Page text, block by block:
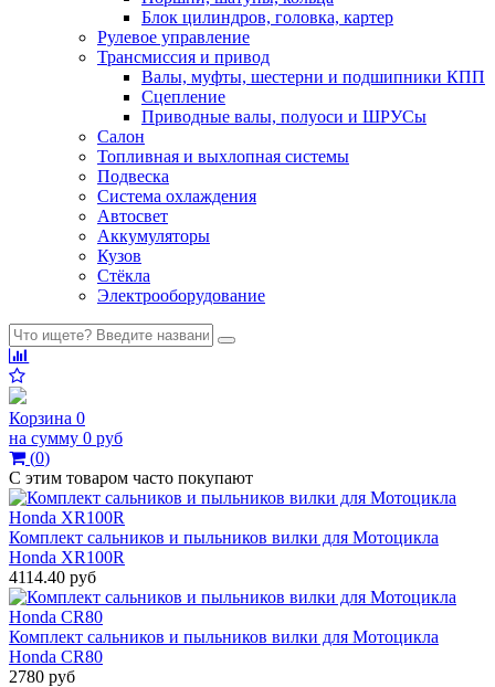
Блок цилиндров, головка, картер
Рулевое управление
Трансмиссия и привод
Валы, муфты, шестерни и подшипники КПП
Сцепление
Приводные валы, полуоси и ШРУСы
Салон
Топливная и выхлопная системы
Подвеска
Система охлаждения
Автосвет
Аккумуляторы
Кузов
Стёкла
Электрооборудование
Корзина 0
на сумму 0 руб
(0)
С этим товаром часто покупают
Комплект сальников и пыльников вилки для Мотоцикла
Honda XR100R
4114.40 руб
Комплект сальников и пыльников вилки для Мотоцикла
Honda CR80
2780 руб